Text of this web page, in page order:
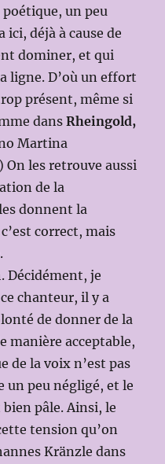
un peu
déjà à cause de
dominer, et qui
ligne. D’où un effort
présent, même si
dansRheingold,
Martina
les retrouve aussi
de la
donnent la
correct, mais
Décidément, je
chanteur, il y a
de donner de la
manière acceptable,
de la voix n’est pas
un peu négligé, et le
pâle. Ainsi, le
tension qu’on
Kränzle dans